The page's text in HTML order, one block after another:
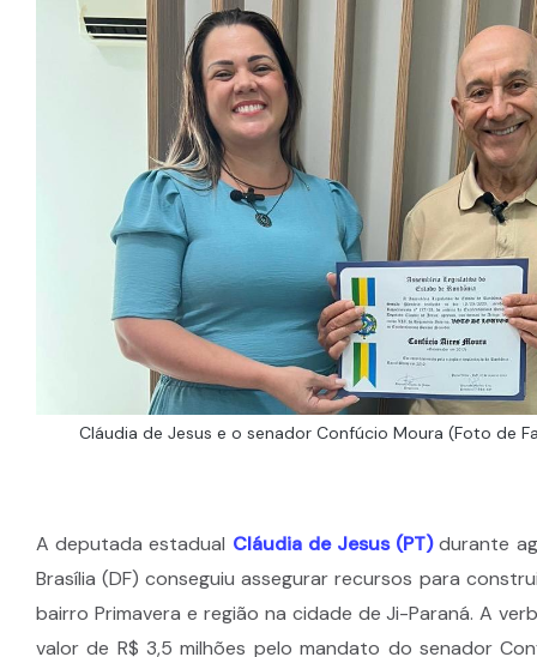
Cláudia de Jesus e o senador Confúcio Moura (Foto de
A deputada estadual Cláudia de Jesus (PT)durante
Brasília (DF) conseguiu assegurar recursos para
bairro Primavera e região na cidade de Ji-Paraná. A
valor de R$ 3,5 milhões pelo mandato do senador